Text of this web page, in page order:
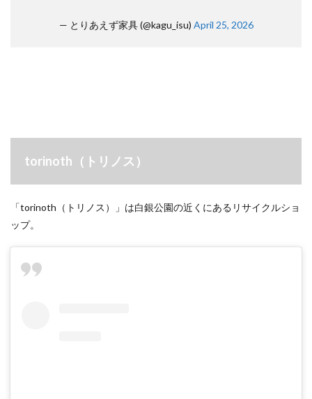
— とりあえず家具 (@kagu_isu) April 25, 2026
torinoth（トリノス）
「torinoth（トリノス）」は白銀公園の近くにあるリサイクルショ
ップ。